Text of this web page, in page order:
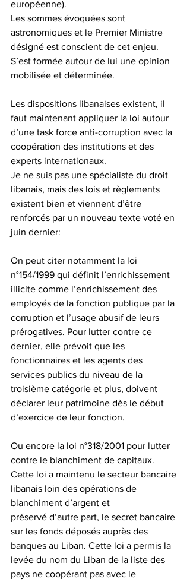
européenne).
Les sommes évoquées sont
astronomiques et le Premier Ministre
désigné est conscient de cet enjeu.
S’est formée autour de lui une opinion
mobilisée et déterminée.
Les dispositions libanaises existent, il
faut maintenant appliquer la loi autour
d’une task force anti-corruption avec la
coopération des institutions et des
experts internationaux.
Je ne suis pas une spécialiste du droit
libanais, mais des lois et règlements
existent bien et viennent d’être
renforcés par un nouveau texte voté en
juin dernier:
On peut citer notamment la loi
n°154/1999 qui définit l’enrichissement
illicite comme l’enrichissement des
employés de la fonction publique par la
corruption et l’usage abusif de leurs
prérogatives. Pour lutter contre ce
dernier, elle prévoit que les
fonctionnaires et les agents des
services publics du niveau de la
troisième catégorie et plus, doivent
déclarer leur patrimoine dès le début
d’exercice de leur fonction.
Ou encore la loi n°318/2001 pour lutter
contre le blanchiment de capitaux.
Cette loi a maintenu le secteur bancaire
libanais loin des opérations de
blanchiment d’argent et
préservé d’autre part, le secret bancaire
sur les fonds déposés auprès des
banques au Liban. Cette loi a permis la
levée du nom du Liban de la liste des
pays ne coopérant pas avec le